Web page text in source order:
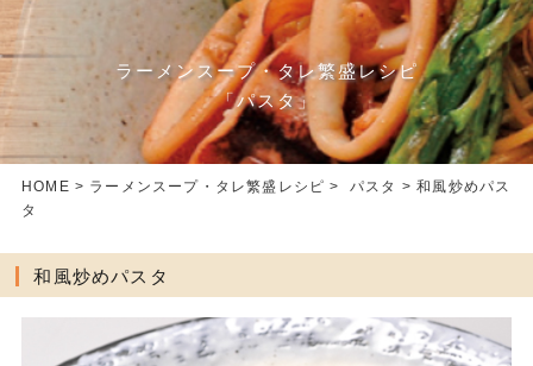
ラーメンスープ・タレ繁盛レシピ
「パスタ」
HOME > ラーメンスープ・タレ繁盛レシピ > パスタ > 和風炒めパス
タ
和風炒めパスタ